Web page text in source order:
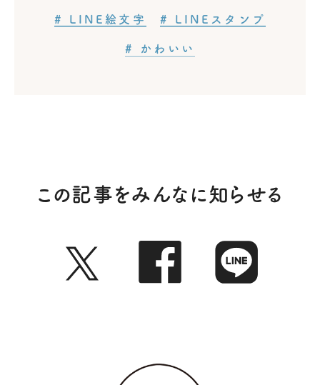
記事タッグ
# LINE絵文字 # LINEスタンプ
# かわいい
この記事をみんなに知らせる
Twitter